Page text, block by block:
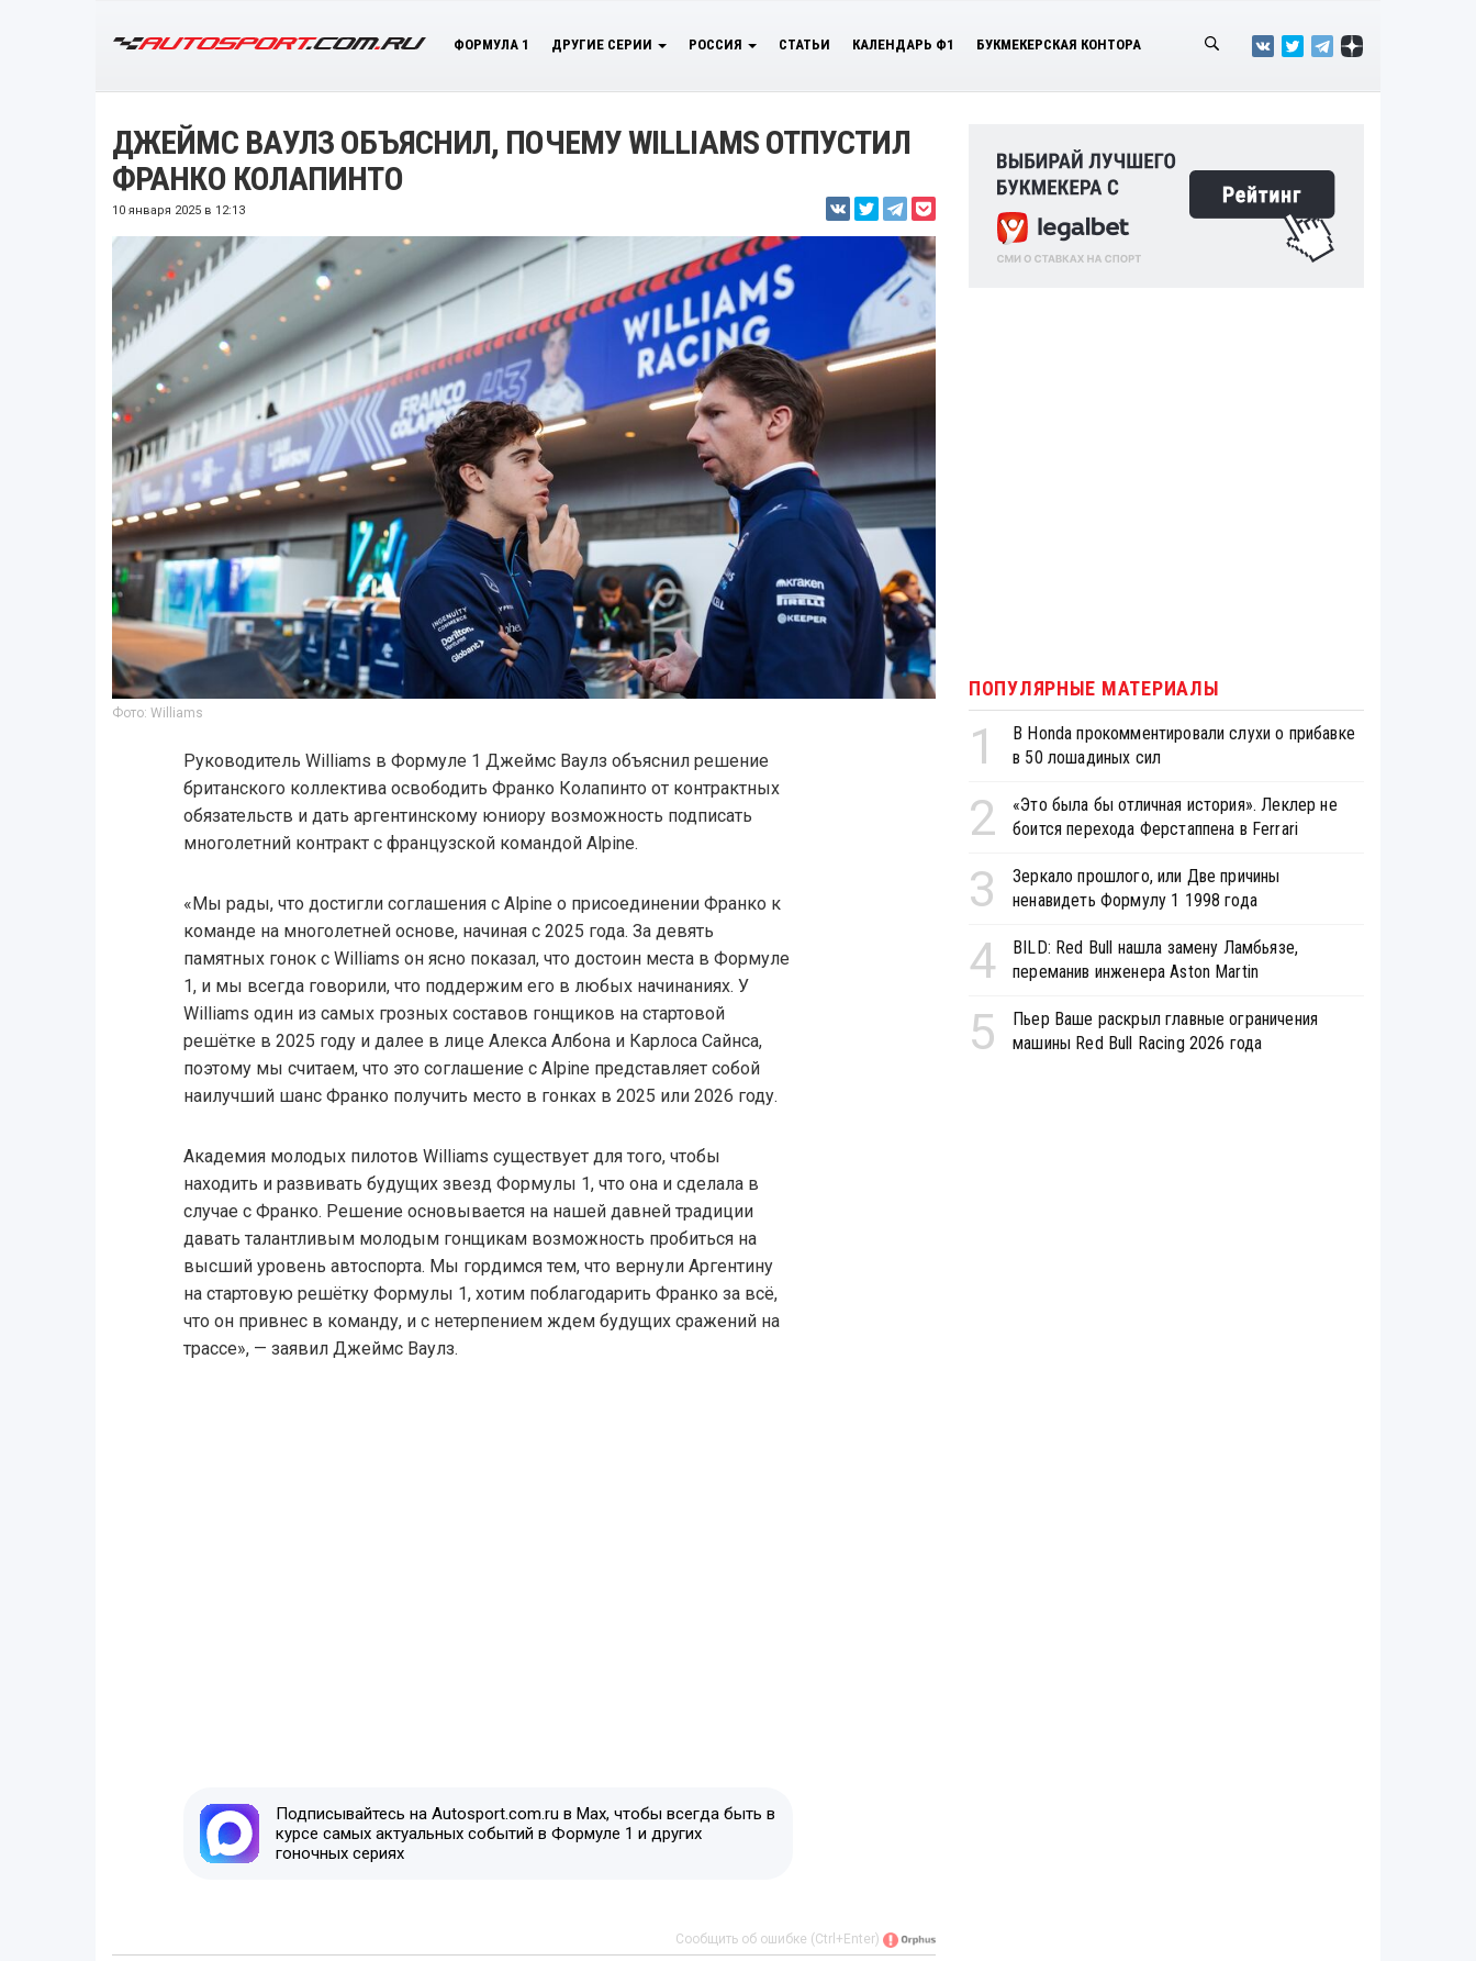
ФОРМУЛА 1 ДРУГИЕ СЕРИИ РОССИЯ СТАТЬИ КАЛЕНДАРЬ Ф1 БУКМЕКЕРСКАЯ КОНТОРА
ДЖЕЙМС ВАУЛЗ ОБЪЯСНИЛ, ПОЧЕМУ WILLIAMS ОТПУСТИЛ
ФРАНКО КОЛАПИНТО
10 января 2025 в 12:13
Фото: Williams
Руководитель Williams в Формуле 1 Джеймс Ваулз объяснил решение
британского коллектива освободить Франко Колапинто от контрактных
обязательств и дать аргентинскому юниору возможность подписать
многолетний контракт с французской командой Alpine.
«Мы рады, что достигли соглашения с Alpine о присоединении Франко к
команде на многолетней основе, начиная с 2025 года. За девять
памятных гонок с Williams он ясно показал, что достоин места в Формуле
1, и мы всегда говорили, что поддержим его в любых начинаниях. У
Williams один из самых грозных составов гонщиков на стартовой
решётке в 2025 году и далее в лице Алекса Албона и Карлоса Сайнса,
поэтому мы считаем, что это соглашение с Alpine представляет собой
наилучший шанс Франко получить место в гонках в 2025 или 2026 году.
Академия молодых пилотов Williams существует для того, чтобы
находить и развивать будущих звезд Формулы 1, что она и сделала в
случае с Франко. Решение основывается на нашей давней традиции
давать талантливым молодым гонщикам возможность пробиться на
высший уровень автоспорта. Мы гордимся тем, что вернули Аргентину
на стартовую решётку Формулы 1, хотим поблагодарить Франко за всё,
что он привнес в команду, и с нетерпением ждем будущих сражений на
трассе», — заявил Джеймс Ваулз.
Подписывайтесь на Autosport.com.ru в Max, чтобы всегда быть в
курсе самых актуальных событий в Формуле 1 и других
гоночных сериях
Сообщить об ошибке (Ctrl+Enter)
ПОПУЛЯРНЫЕ МАТЕРИАЛЫ
1
В Honda прокомментировали слухи о прибавке
в 50 лошадиных сил
2
«Это была бы отличная история». Леклер не
боится перехода Ферстаппена в Ferrari
3
Зеркало прошлого, или Две причины
ненавидеть Формулу 1 1998 года
4
BILD: Red Bull нашла замену Ламбьязе,
переманив инженера Aston Martin
5
Пьер Ваше раскрыл главные ограничения
машины Red Bull Racing 2026 года